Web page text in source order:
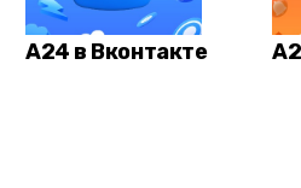
А24 в Вконтакте